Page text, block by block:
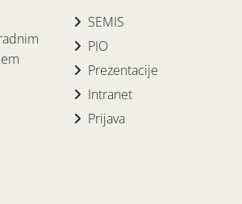
SEMIS
PIO
Prezentacije
Intranet
Prijava